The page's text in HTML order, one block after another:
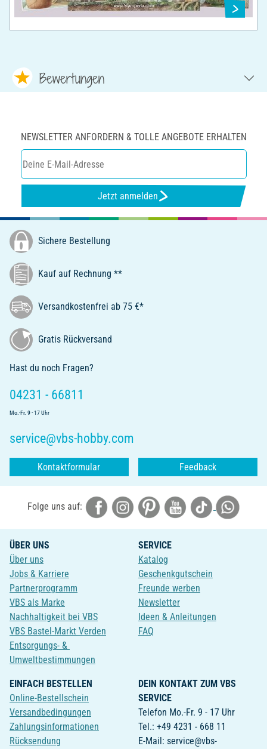
Bewertungen
NEWSLETTER ANFORDERN & TOLLE ANGEBOTE ERHALTEN
Jetzt anmelden
Sichere Bestellung
Kauf auf Rechnung **
Versandkostenfrei ab 75 €*
Gratis Rückversand
Hast du noch Fragen?
04231 - 66811
Mo.-Fr. 9 - 17 Uhr
service@vbs-hobby.com
Kontaktformular Feedback
Folge uns auf:
ÜBER UNS
Über uns
Jobs & Karriere
Partnerprogramm
VBS als Marke
Nachhaltigkeit bei VBS
VBS Bastel-Markt Verden
Entsorgungs- &
Umweltbestimmungen
SERVICE
Katalog
Geschenkgutschein
Freunde werben
Newsletter
Ideen & Anleitungen
FAQ
EINFACH BESTELLEN
Online-Bestellschein
Versandbedingungen
Zahlungsinformationen
Rücksendung
DEIN KONTAKT ZUM VBS
SERVICE
Telefon Mo.-Fr. 9 - 17 Uhr
Tel.: +49 4231 - 668 11
E-Mail: service@vbs-